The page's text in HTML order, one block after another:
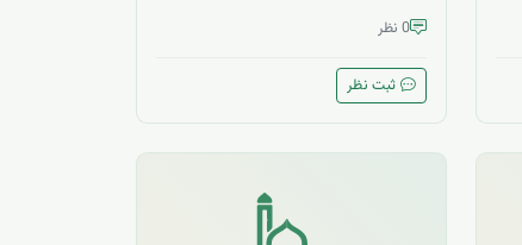
0 نظر
ثبت نظر